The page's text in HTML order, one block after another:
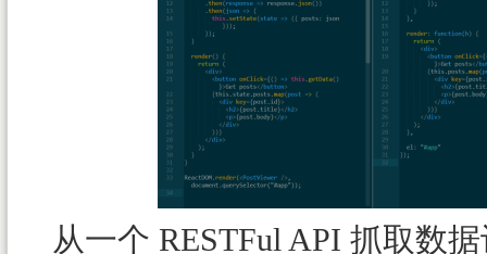
从一个 RESTFul API 抓取数